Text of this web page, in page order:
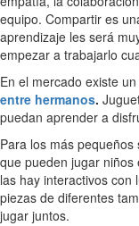
equipo. Compartir es
aprendizaje les será
empezar a trabajarlo
En el mercado existe
entre hermanos.
puedan aprender a
Para los más
que pueden jugar
las hay interactivos con
piezas de diferentes
jugar juntos.